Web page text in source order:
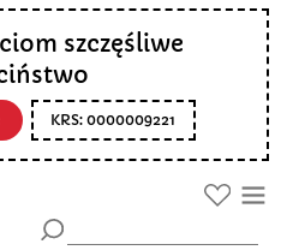
szczęśliwe
KRS: 0000009221